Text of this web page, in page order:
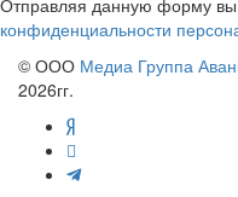
Отправляя данную форму вы
конфиденциальности
© ООО Медиа Группа
2026гг.